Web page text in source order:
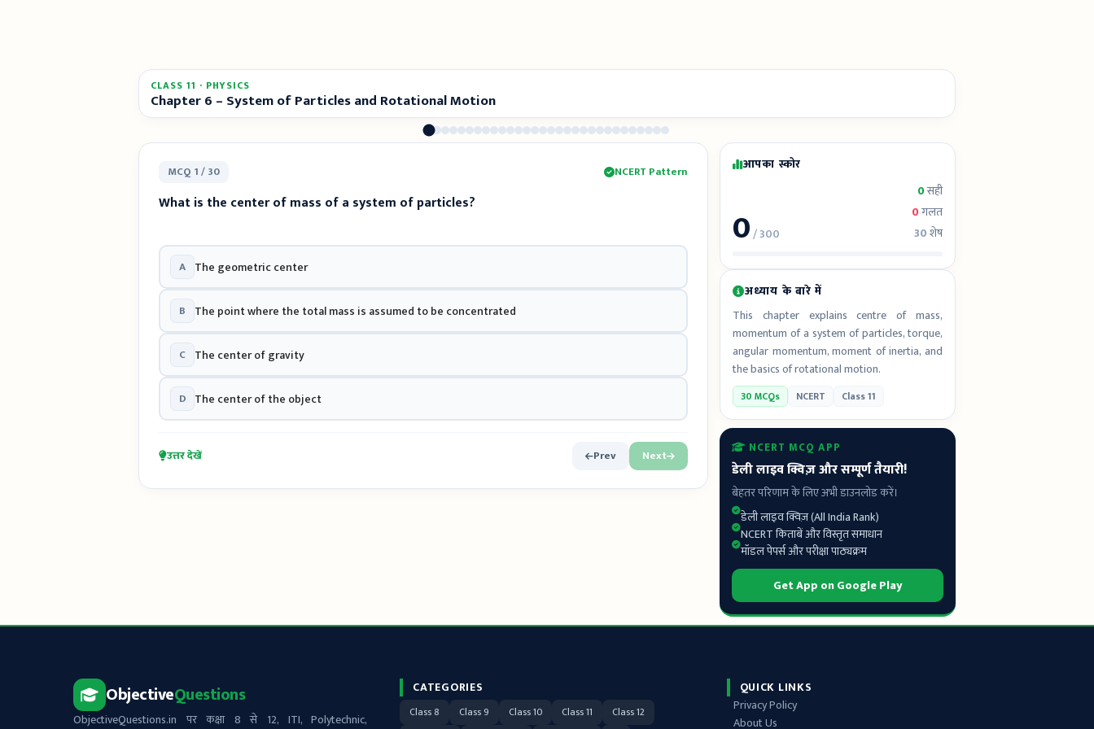
CLASS 11 · PHYSICS
Chapter 6 – System of Particles and Rotational Motion
MCQ 1 / 30 NCERT Pattern
What is the center of mass of a system of particles?
A The geometric center
B The point where the total mass is assumed to be concentrated
C The center of gravity
D The center of the object
उत्तर देखें Prev Next
आपका स्कोर
0/ 300
0सही
0गलत
30शेष
अध्याय के बारे में
This chapter explains centre of mass,
momentum of a system of particles, torque,
angular momentum, moment of inertia, and
the basics of rotational motion.
30 MCQs NCERT Class 11
NCERT MCQ APP
डेली लाइव क्विज़ और सम्पूर्ण तैयारी!
बेहतर परिणाम के लिए अभी डाउनलोड करें।
डेली लाइव क्विज़ (All India Rank)
NCERT किताबें और विस्तृत समाधान
मॉडल पेपर्स और परीक्षा पाठ्यक्रम
Get App on Google Play
ObjectiveQuestions
ObjectiveQuestions.in पर कक्षा 8 से 12, ITI, Polytechnic,
CATEGORIES
Class 8 Class 9 Class 10 Class 11 Class 12
QUICK LINKS
Privacy Policy
About Us